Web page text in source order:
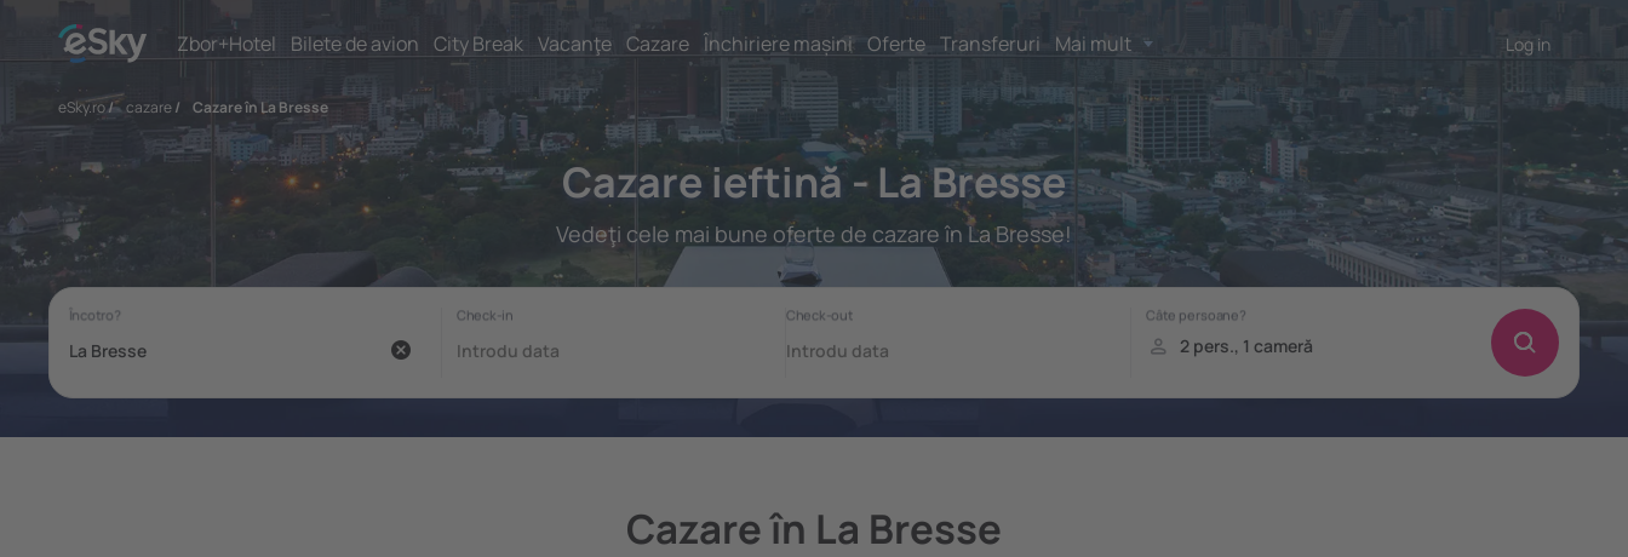
Zbor+Hotel Bilete de avion City Break Vacanţe Cazare Închiriere mașini Oferte Transferuri Mai mult Log in
eSky.ro/ cazare/ Cazare în La Bresse
Cazare ieftină - La Bresse
Vedeţi cele mai bune oferte de cazare în La Bresse!
Cazare în La Bresse